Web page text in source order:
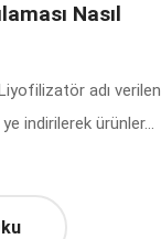
Nasıl
adı verilen
indirilerek ürünler...